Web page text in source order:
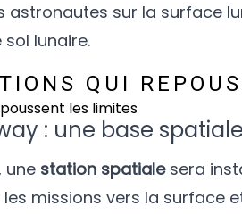
astronautes sur la surface
lunaire.
QUI
: une base
une station spatialesera
missions vers la surface